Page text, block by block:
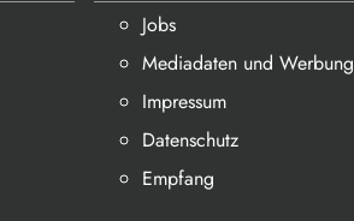
Jobs
Mediadaten und Werbung
Impressum
Datenschutz
Empfang